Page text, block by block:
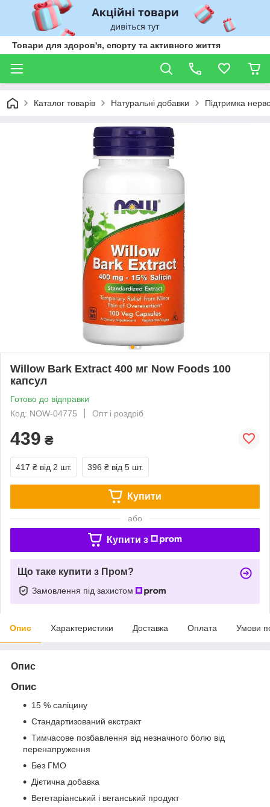
Товари для здоров'я, спорту та активного життя
Каталог товарів Натуральні добавки Підтримка
Willow Bark Extract 400 мг Now Foods 100
капсул
Готово до відправки
Код: NOW-04775
Опт і роздріб
439 ₴
417 ₴ від 2 шт. 396 ₴ від 5 шт.
Купити
або
Купити з
Що таке купити з Пром?
Замовлення під захистом
Опис Характеристики Доставка Оплата Умови
Опис
Опис
15 % саліцину
Стандартизований екстракт
Тимчасове позбавлення від незначного болю від
перенапруження
Без ГМО
Дієтична добавка
Вегетаріанський і веганський продукт